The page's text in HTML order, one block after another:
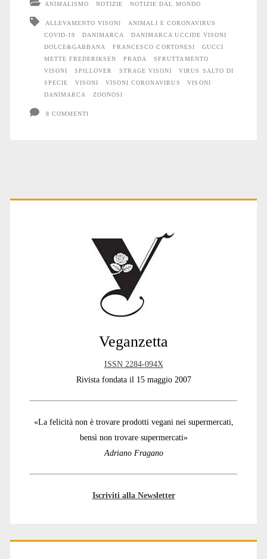
i
Visoni
presenti
ANIMALISMO NOTIZIE NOTIZIE DAL MONDO
ALLEVAMENTO VISONI
ANIMALI E CORONAVIRUS
COVID-19
DANIMARCA
DANIMARCA UCCIDE VISONI
DOLCE&GABBANA
FRANCESCO CORTONESI
GUCCI
METTE FREDERIKSEN
PRADA
SFRUTTAMENTO
VISONI
SPILLOVER STRAGE VISONI
VIRUS SALTO DI
SPECIE
VISONI VISONI CORONAVIRUS
VISONI
DANIMARCA
ZOONOSI
8 COMMENTI
Primary
Veganzetta
ISSN 2284-094X
Rivista fondata il 15 maggio 2007
«La felicità non è trovare prodotti vegani nei supermercati,
bensì non trovare supermercati»
Adriano Fragano
Iscriviti alla Newsletter